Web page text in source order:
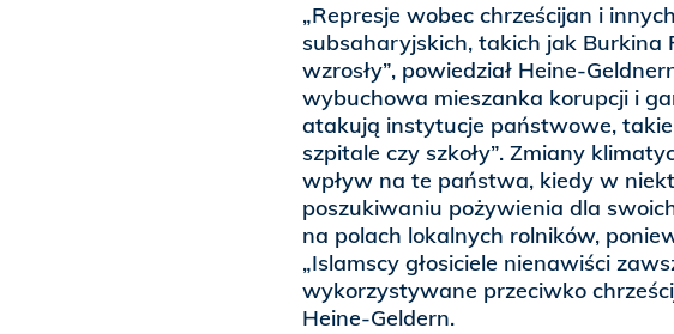
„Represje wobec chrześcijan i
subsaharyjskich, takich jak Burkina
wzrosły”, powiedział Heine-
wybuchowa mieszanka korupcji i
atakują instytucje państwowe,
szpitale czy szkoły”. Zmiany
wpływ na te państwa, kiedy w
poszukiwaniu pożywienia dla
na polach lokalnych rolników,
„Islamscy głosiciele nienawiści
wykorzystywane przeciwko
Heine-Geldern.